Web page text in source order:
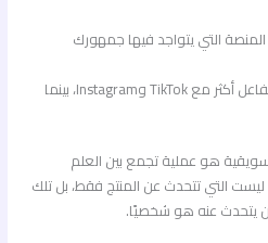
التي يتواجد فيها جمهورك
على سبيل المثال: جمهور الشباب يتفاعل أكثر مع TikTok وInstagram، بينما
هو عملية تجمع بين العلم
ليست التي تتحدث عن المنتج فقط، بل تلك
يتحدث عنه هو شخصيًا.